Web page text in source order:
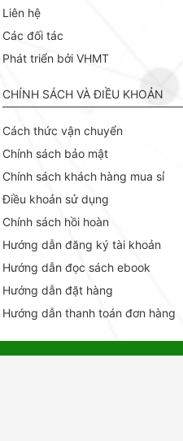
Liên hệ
Các đối tác
Phát triển bởi VHMT
CHÍNH SÁCH VÀ ĐIỀU KHOẢN
Cách thức vận chuyển
Chính sách bảo mật
Chính sách khách hàng mua sỉ
Điều khoản sử dụng
Chính sách hồi hoàn
Hướng dẫn đăng ký tài khoản
Hướng dẫn đọc sách ebook
Hướng dẫn đặt hàng
Hướng dẫn thanh toán đơn hàng